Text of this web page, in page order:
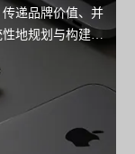
递品牌价值、并
地规划与构建一
向的高性能营销平
转化引擎设计到
分投入都能带来